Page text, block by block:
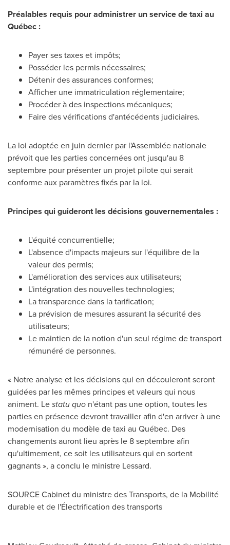
Préalables requis pour administrer un service de taxi au
Québec :
Payer ses taxes et impôts;
Posséder les permis nécessaires;
Détenir des assurances conformes;
Afficher une immatriculation réglementaire;
Procéder à des inspections mécaniques;
Faire des vérifications d'antécédents judiciaires.
La loi adoptée en juin dernier par l'Assemblée nationale
prévoit que les parties concernées ont jusqu'au 8
septembre pour présenter un projet pilote qui serait
conforme aux paramètres fixés par la loi.
Principes qui guideront les décisions gouvernementales :
L'équité concurrentielle;
L'absence d'impacts majeurs sur l'équilibre de la
valeur des permis;
L'amélioration des services aux utilisateurs;
L'intégration des nouvelles technologies;
La transparence dans la tarification;
La prévision de mesures assurant la sécurité des
utilisateurs;
Le maintien de la notion d'un seul régime de transport
rémunéré de personnes.
« Notre analyse et les décisions qui en découleront seront
guidées par les mêmes principes et valeurs qui nous
animent. Lestatu quo n'étant pas une option, toutes les
parties en présence devront travailler afin d'en arriver à une
modernisation du modèle de taxi au Québec. Des
changements auront lieu après le 8 septembre afin
qu'ultimement, ce soit les utilisateurs qui en sortent
gagnants », a conclu le ministre Lessard.
SOURCE Cabinet du ministre des Transports, de la Mobilité
durable et de l'Électrification des transports